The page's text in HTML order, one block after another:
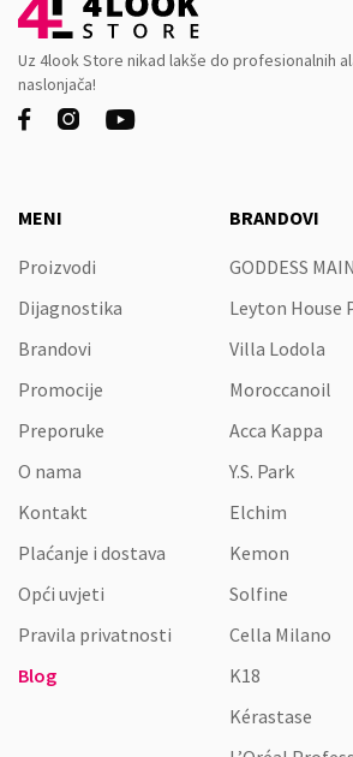
Uz 4look Store nikad lakše do profesionalnih
naslonjača!
  
MENI
Proizvodi
Dijagnostika
Brandovi
Promocije
Preporuke
O nama
Kontakt
Plaćanje i dostava
Opći uvjeti
Pravila privatnosti
Blog
BRANDOVI
GODDESS
Leyton House
Villa Lodola
Moroccanoil
Acca Kappa
Y.S. Park
Elchim
Kemon
Solfine
Cella Milano
K18
Kérastase